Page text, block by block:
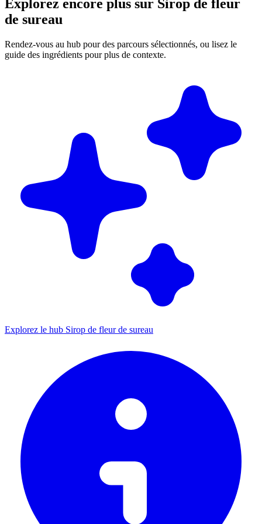
Explorez encore plus sur Sirop de fleur
de sureau
Rendez-vous au hub pour des parcours sélectionnés, ou lisez le
guide des ingrédients pour plus de contexte.
Explorez le hub Sirop de fleur de sureau